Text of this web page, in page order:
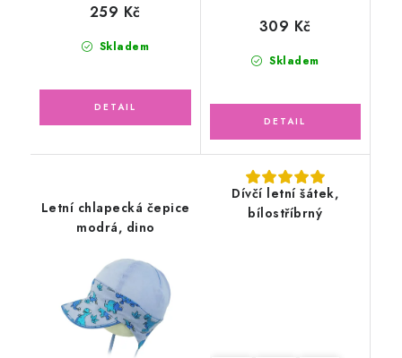
Skladem
259 Kč
Skladem
309 Kč
Letní chlapecká čepice
modrá, dino
Dívčí letní šátek,
bílostříbrný